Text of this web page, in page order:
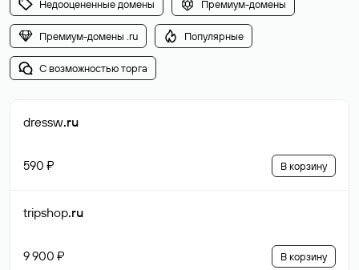
Недооцененные домены Премиум-домены
Премиум-домены .ru Популярные
С возможностью торга
dressw.ru
590 ₽ В корзину
tripshop.ru
9 900 ₽ В корзину